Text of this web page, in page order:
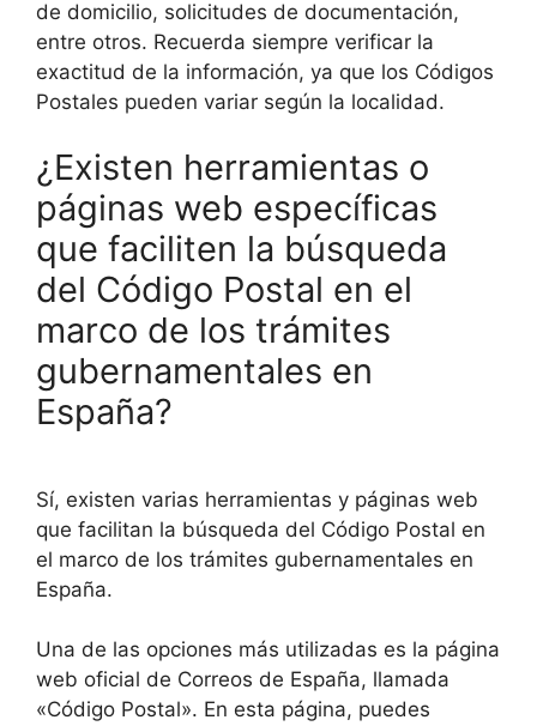
de domicilio, solicitudes de documentación,
entre otros. Recuerda siempre verificar la
exactitud de la información, ya que los Códigos
Postales pueden variar según la localidad.
¿Existen herramientas o
páginas web específicas
que faciliten la búsqueda
del Código Postal en el
marco de los trámites
gubernamentales en
España?
Sí, existen varias herramientas y páginas web
que facilitan la búsqueda del Código Postal en
el marco de los trámites gubernamentales en
España.
Una de las opciones más utilizadas es la página
web oficial de Correos de España, llamada
«Código Postal». En esta página, puedes